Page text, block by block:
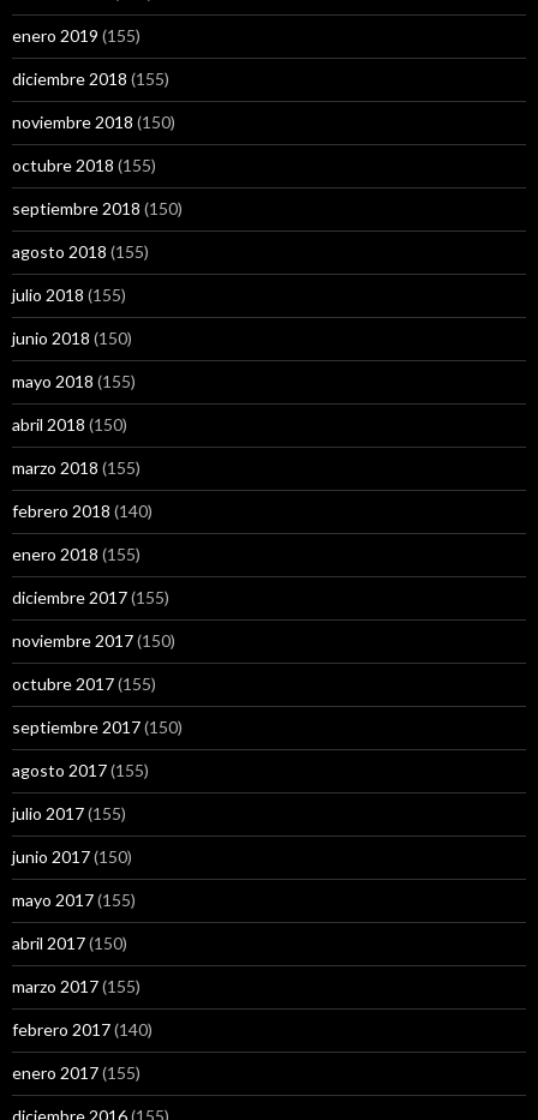
enero 2019 (155)
diciembre 2018 (155)
noviembre 2018 (150)
octubre 2018 (155)
septiembre 2018 (150)
agosto 2018 (155)
julio 2018 (155)
junio 2018 (150)
mayo 2018 (155)
abril 2018 (150)
marzo 2018 (155)
febrero 2018 (140)
enero 2018 (155)
diciembre 2017(155)
noviembre 2017(150)
octubre 2017(155)
septiembre 2017(150)
agosto 2017(155)
julio 2017(155)
junio 2017(150)
mayo 2017(155)
abril 2017(150)
marzo 2017(155)
febrero 2017(140)
enero 2017(155)
diciembre 2016(155)